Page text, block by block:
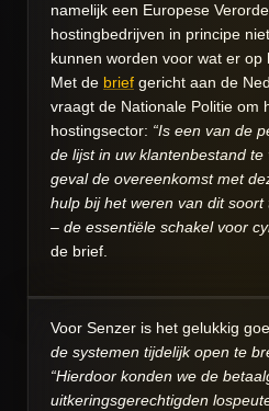
namelijk een Europese
hostingbedrijven in principe
kunnen worden voor wat er op
Met de brief gericht aan de
vraagt de Nationale Politie om
hostingsector: “Is een van de
de lijst in uw klantenbestand
geval de overeenkomst met
hulp bij het weren van dit
– de essentiële schakel voor
de brief.
Voor Senzer is het gelukkig
de systemen tijdelijk open te
“Hierdoor konden we de
uitkeringsgerechtigden